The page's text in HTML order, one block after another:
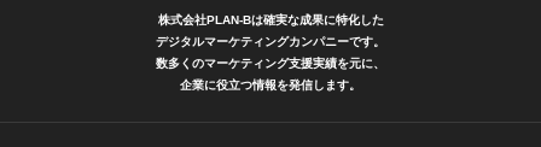
株式会社PLAN-Bは確実な成果に特化した
デジタルマーケティングカンパニーです。
数多くのマーケティング支援実績を元に、
企業に役立つ情報を発信します。